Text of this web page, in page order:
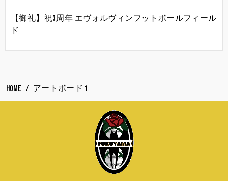
【御礼】祝3周年 エヴォルヴィンフットボールフィール
ド
HOME アートボード 1